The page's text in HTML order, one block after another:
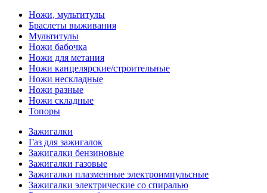
Ножи, мультитулы
Браслеты выживания
Мультитулы
Ножи бабочка
Ножи для метания
Ножи канцелярские/строительные
Ножи нескладные
Ножи разные
Ножи складные
Топоры
Зажигалки
Газ для зажигалок
Зажигалки бензиновые
Зажигалки газовые
Зажигалки плазменные электроимпульсные
Зажигалки электрические со спиралью